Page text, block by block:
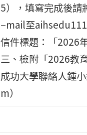
5），填寫完成後請
–mail至
信件標題：「2026
三、檢附「2026教
成功大學聯絡人鍾
m）